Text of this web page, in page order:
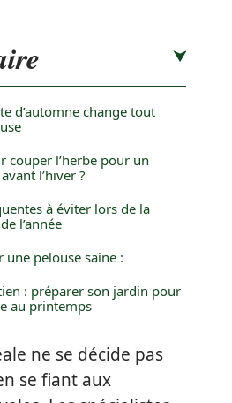
d’automne change tout
couper l’herbe pour un
l’hiver ?
à éviter lors de la
l’année
pelouse saine :
: préparer son jardin pour
au printemps
ne se décide pas
se fiant aux